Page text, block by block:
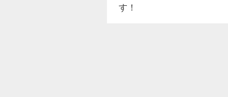
す！